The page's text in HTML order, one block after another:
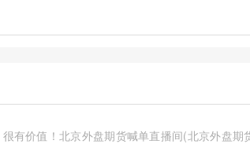
很有价值！北京外盘期货喊单直播间(北京外盘期